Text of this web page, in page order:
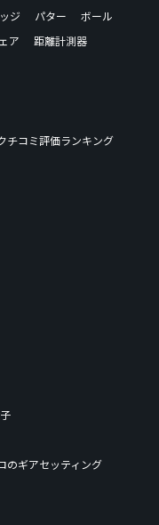
ジ パター
ボール
ア
距離計測器
チコミ評価ランキング
のギアセッティング